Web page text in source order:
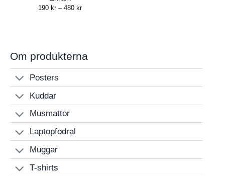
190 kr – 480 krPrice
Om produkterna
Posters
Kuddar
Musmattor
Laptopfodral
Muggar
T-shirts